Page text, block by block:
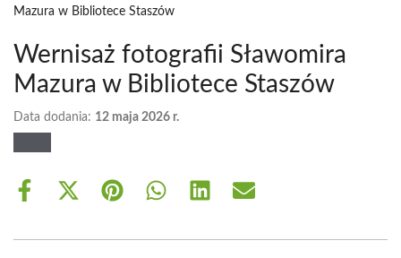
Mazura w Bibliotece Staszów
Wernisaż fotografii Sławomira
Mazura w Bibliotece Staszów
Data dodania: 12 maja 2026 r.
Share
Share
(Twitter)
Share Share Share Share